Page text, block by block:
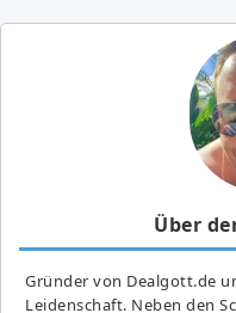
Über
Gründer von Dealgott.de
Leidenschaft. Neben den